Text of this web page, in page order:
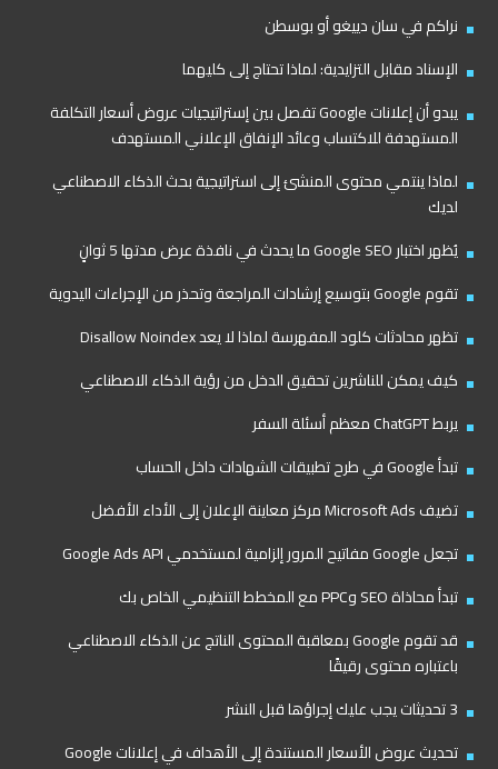
نراكم في سان دييغو أو بوسطن
الإسناد مقابل التزايدية: لماذا تحتاج إلى كليهما
يبدو أن إعلانات Google تفصل بين إستراتيجيات عروض أسعار التكلفة
المستهدفة للاكتساب وعائد الإنفاق الإعلاني المستهدف
لماذا ينتمي محتوى المنشئ إلى استراتيجية بحث الذكاء الاصطناعي
لديك
يُظهر اختبار Google SEO ما يحدث في نافذة عرض مدتها 5 ثوانٍ
تقوم Google بتوسيع إرشادات المراجعة وتحذر من الإجراءات اليدوية
تظهر محادثات كلود المفهرسة لماذا لا يعد Disallow Noindex
كيف يمكن للناشرين تحقيق الدخل من رؤية الذكاء الاصطناعي
يربط ChatGPT معظم أسئلة السفر
تبدأ Google في طرح تطبيقات الشهادات داخل الحساب
تضيف Microsoft Ads مركز معاينة الإعلان إلى الأداء الأفضل
تجعل Google مفاتيح المرور إلزامية لمستخدمي Google Ads API
تبدأ محاذاة SEO وPPC مع المخطط التنظيمي الخاص بك
قد تقوم Google بمعاقبة المحتوى الناتج عن الذكاء الاصطناعي
باعتباره محتوى رقيقًا
3 تحديثات يجب عليك إجراؤها قبل النشر
تحديث عروض الأسعار المستندة إلى الأهداف في إعلانات Google